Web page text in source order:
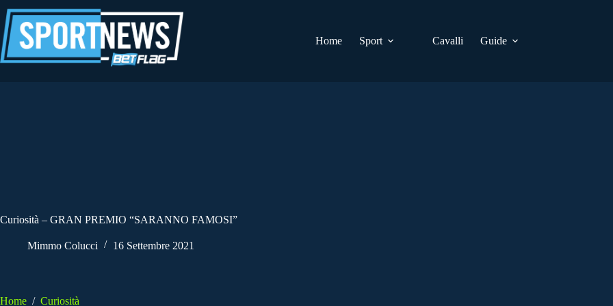
al
contenuto
Home
Sport Cavalli Guide
Curiosità – GRAN PREMIO “SARANNO FAMOSI”
Mimmo Colucci 16 Settembre 2021
Home / Curiosità